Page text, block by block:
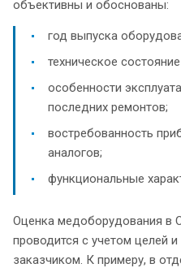
объективны и обоснованы:
год выпуска
техническое
особенности
последних ремонтов;
востребованность
аналогов;
функциональные
Оценка медоборудования в
проводится с учетом целей
заказчиком. К примеру, в